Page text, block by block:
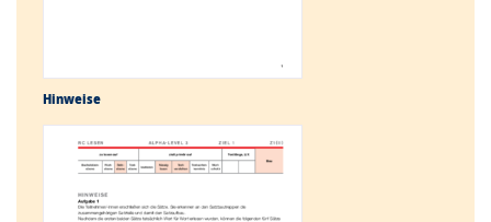
Hinweise